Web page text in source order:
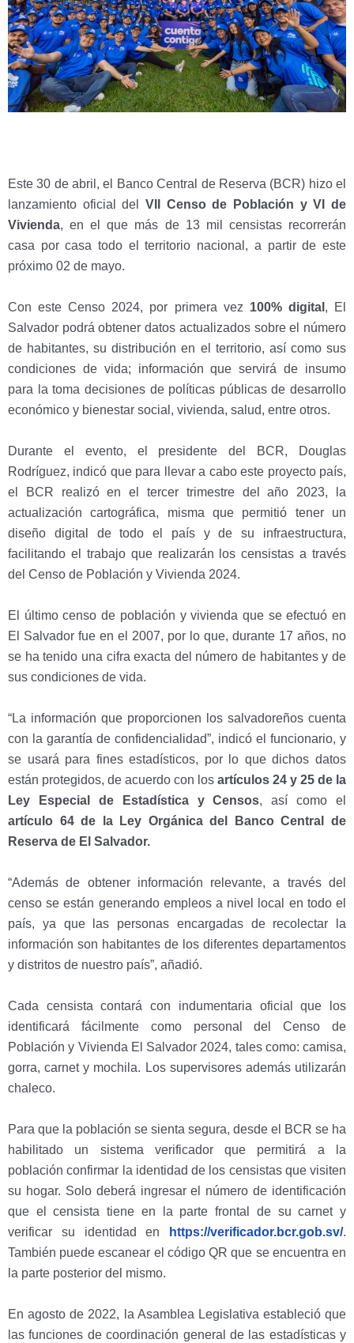
Este 30 de abril, el Banco Central de Reserva (BCR) hizo el
lanzamiento oficial del VII Censo de Población y VI de
Vivienda, en el que más de 13 mil censistas recorrerán
casa por casa todo el territorio nacional, a partir de este
próximo 02 de mayo.
Con este Censo 2024, por primera vez 100% digital , El
Salvador podrá obtener datos actualizados sobre el número
de habitantes, su distribución en el territorio, así como sus
condiciones de vida; información que servirá de insumo
para la toma decisiones de políticas públicas de desarrollo
económico y bienestar social, vivienda, salud, entre otros.
Durante el evento, el presidente del BCR, Douglas
Rodríguez, indicó que para llevar a cabo este proyecto país,
el BCR realizó en el tercer trimestre del año 2023, la
actualización cartográfica, misma que permitió tener un
diseño digital de todo el país y de su infraestructura,
facilitando el trabajo que realizarán los censistas a través
del Censo de Población y Vivienda 2024.
El último censo de población y vivienda que se efectuó en
El Salvador fue en el 2007, por lo que, durante 17 años, no
se ha tenido una cifra exacta del número de habitantes y de
sus condiciones de vida.
“La información que proporcionen los salvadoreños cuenta
con la garantía de confidencialidad”, indicó el funcionario, y
se usará para fines estadísticos, por lo que dichos datos
están protegidos, de acuerdo con los artículos 24 y 25 de la
Ley Especial de Estadística y Censos, así como el
artículo 64 de la Ley Orgánica del Banco Central de
Reserva de El Salvador.
“Además de obtener información relevante, a través del
censo se están generando empleos a nivel local en todo el
país, ya que las personas encargadas de recolectar la
información son habitantes de los diferentes departamentos
y distritos de nuestro país”, añadió.
Cada censista contará con indumentaria oficial que los
identificará fácilmente como personal del Censo de
Población y Vivienda El Salvador 2024, tales como: camisa,
gorra, carnet y mochila. Los supervisores además utilizarán
chaleco.
Para que la población se sienta segura, desde el BCR se ha
habilitado un sistema verificador que permitirá a la
población confirmar la identidad de los censistas que visiten
su hogar. Solo deberá ingresar el número de identificación
que el censista tiene en la parte frontal de su carnet y
verificar su identidad en
https://verificador.bcr.gob.sv/.
También puede escanear el código QR que se encuentra en
la parte posterior del mismo.
En agosto de 2022, la Asamblea Legislativa estableció que
las funciones de coordinación general de las estadísticas y